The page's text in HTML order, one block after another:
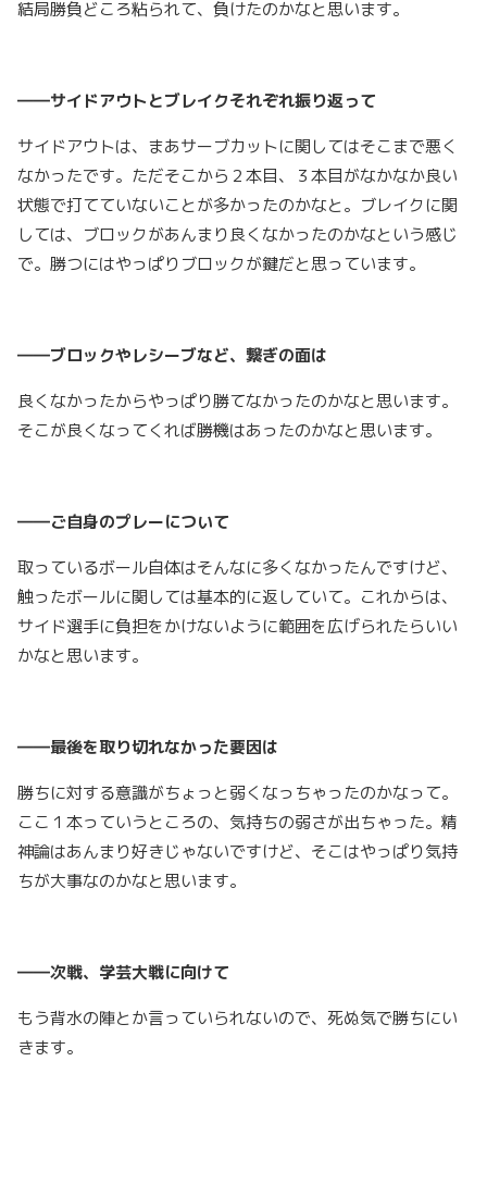
結局勝負どころ粘られて、負けたのかなと思います。
――サイドアウトとブレイクそれぞれ振り返って
サイドアウトは、まあサーブカットに関してはそこまで悪く
なかったです。ただそこから２本目、３本目がなかなか良い
状態で打てていないことが多かったのかなと。ブレイクに関
しては、ブロックがあんまり良くなかったのかなという感じ
で。勝つにはやっぱりブロックが鍵だと思っています。
――ブロックやレシーブなど、繋ぎの面は
良くなかったからやっぱり勝てなかったのかなと思います。
そこが良くなってくれば勝機はあったのかなと思います。
――ご自身のプレーについて
取っているボール自体はそんなに多くなかったんですけど、
触ったボールに関しては基本的に返していて。これからは、
サイド選手に負担をかけないように範囲を広げられたらいい
かなと思います。
――最後を取り切れなかった要因は
勝ちに対する意識がちょっと弱くなっちゃったのかなって。
ここ１本っていうところの、気持ちの弱さが出ちゃった。精
神論はあんまり好きじゃないですけど、そこはやっぱり気持
ちが大事なのかなと思います。
――次戦、学芸大戦に向けて
もう背水の陣とか言っていられないので、死ぬ気で勝ちにい
きます。